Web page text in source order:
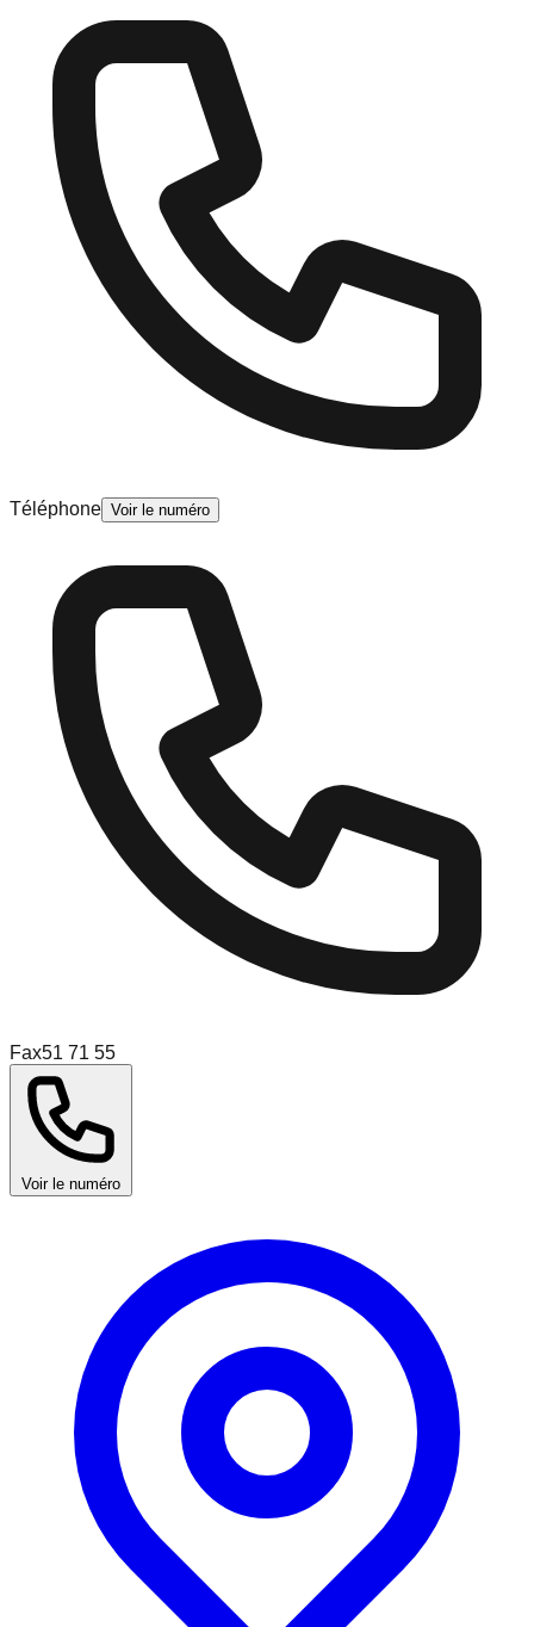
Téléphone Voir le numéro
Fax51 71 55
Voir le numéro